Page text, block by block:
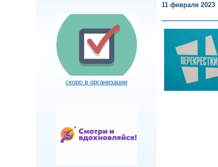
скоро в организации
11 февраля 2023